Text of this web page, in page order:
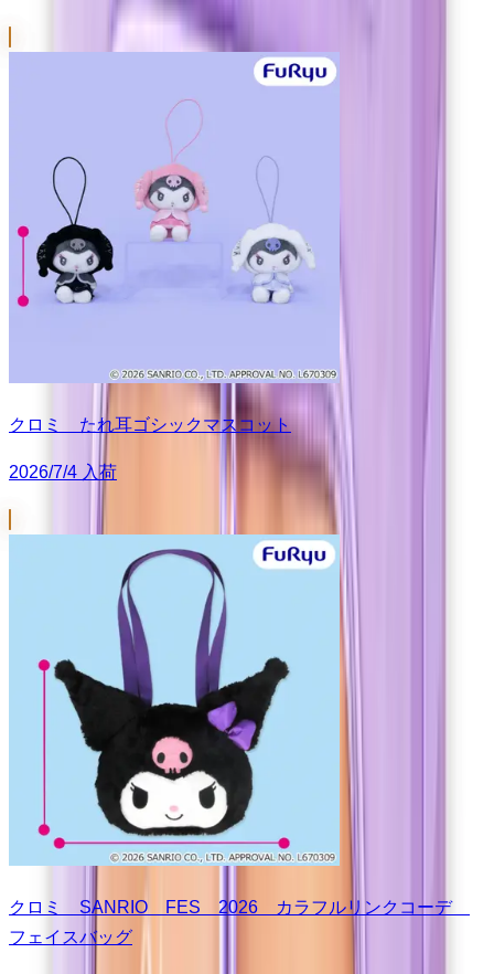
クロミ たれ耳ゴシックマスコット
2026/7/4 入荷
クロミ SANRIO FES 2026 カラフルリンクコーデ
フェイスバッグ